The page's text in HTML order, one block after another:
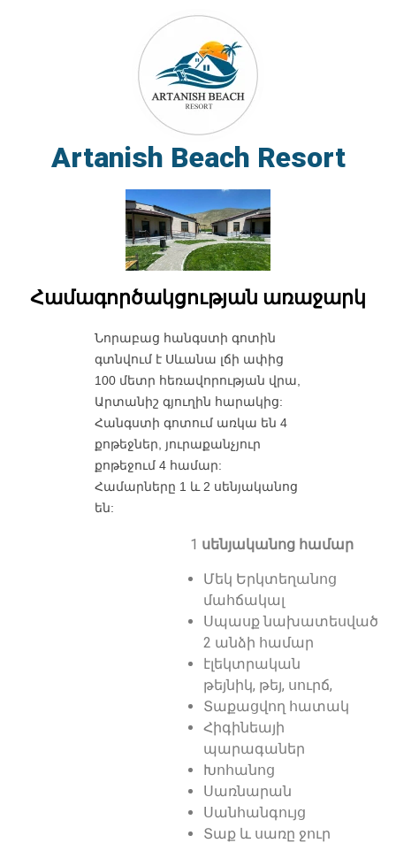
Artanish Beach Resort
Համագործակցության առաջարկ
Նորաբաց հանգստի գոտին
գտնվում է Սևանա լճի ափից
100 մետր հեռավորության վրա,
Արտանիշ գյուղին հարակից:
Հանգստի գոտում առկա են 4
քոթեջներ, յուրաքանչյուր
քոթեջում 4 համար:
Համարները 1 և 2 սենյականոց
են:
1 սենյականոց համար
Մեկ Երկտեղանոց
մահճակալ
Սպասք նախատեսված
2 անձի համար
էլեկտրական
թեյնիկ, թեյ, սուրճ,
Տաքացվող հատակ
Հիգինեայի
պարագաներ
Խոհանոց
Սառնարան
Սանհանգույց
Տաք և սառը ջուր